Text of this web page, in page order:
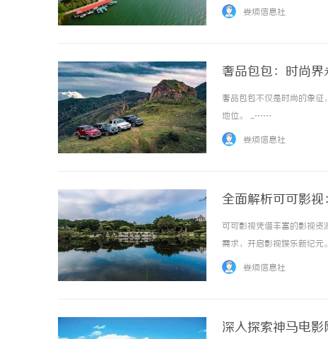
科技展区，以科研创新与
娄烦信息社
奢品包包：时尚
奢品包包不仅是时尚的象
地位。 ...……
娄烦信息社
全面解析可可影
可可影视凭借丰富的影视资
需求，开启影视娱乐新纪
娄烦信息社
深入探索神马电